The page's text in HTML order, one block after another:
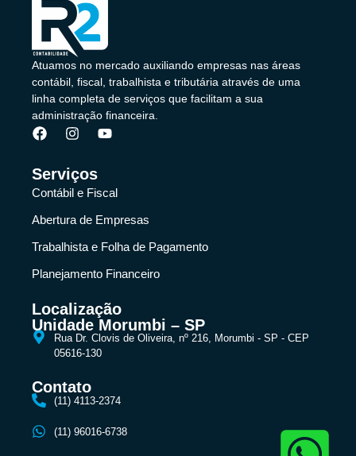
Atuamos no mercado auxiliando empresas nas áreas
contábil, fiscal, trabalhista e tributária através de uma
linha completa de serviços que facilitam a sua
administração financeira.
Serviços
Contábil e Fiscal
Abertura de Empresas
Trabalhista e Folha de Pagamento
Planejamento Financeiro
Localização
Unidade Morumbi – SP
Rua Dr. Clovis de Oliveira, nº 216, Morumbi - SP - CEP
05616-130
Contato
(11) 4113-2374
(11) 96016-6738